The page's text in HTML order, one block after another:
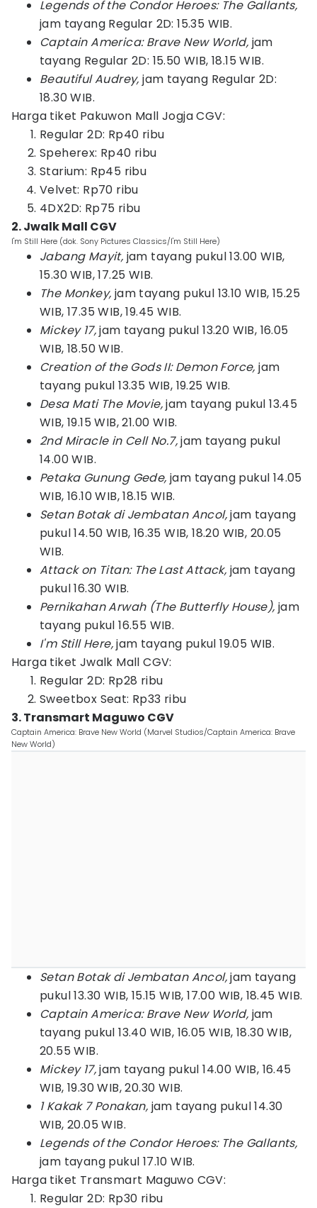
Legends of the Condor Heroes: The Gallants,
jam tayang Regular 2D: 15.35 WIB.
Captain America: Brave New World, jam
tayang Regular 2D: 15.50 WIB, 18.15 WIB.
Beautiful Audrey, jam tayang Regular 2D:
18.30 WIB.
Harga tiket Pakuwon Mall Jogja CGV:
Regular 2D: Rp40 ribu
Speherex: Rp40 ribu
Starium: Rp45 ribu
Velvet: Rp70 ribu
4DX2D: Rp75 ribu
2. Jwalk Mall CGV
I'm Still Here (dok. Sony Pictures Classics/I'm Still Here)
Jabang Mayit, jam tayang pukul 13.00 WIB,
15.30 WIB, 17.25 WIB.
The Monkey, jam tayang pukul 13.10 WIB, 15.25
WIB, 17.35 WIB, 19.45 WIB.
Mickey 17,jam tayang pukul 13.20 WIB, 16.05
WIB, 18.50 WIB.
Creation of the Gods II: Demon Force, jam
tayang pukul 13.35 WIB, 19.25 WIB.
Desa Mati The Movie,jam tayang pukul 13.45
WIB, 19.15 WIB, 21.00 WIB.
2nd Miracle in Cell No.7,jam tayang pukul
14.00 WIB.
Petaka Gunung Gede, jam tayang pukul 14.05
WIB, 16.10 WIB, 18.15 WIB.
Setan Botak di Jembatan Ancol,jam tayang
pukul 14.50 WIB, 16.35 WIB, 18.20 WIB, 20.05
WIB.
Attack on Titan: The Last Attack, jam tayang
pukul 16.30 WIB.
Pernikahan Arwah (The Butterfly House), jam
tayang pukul 16.55 WIB.
I'm Still Here,jam tayang pukul 19.05 WIB.
Harga tiket Jwalk Mall CGV:
Regular 2D: Rp28 ribu
Sweetbox Seat: Rp33 ribu
3. Transmart Maguwo CGV
Captain America: Brave New World (Marvel Studios/Captain America: Brave
New World)
Setan Botak di Jembatan Ancol,jam tayang
pukul 13.30 WIB, 15.15 WIB, 17.00 WIB, 18.45 WIB.
Captain America: Brave New World, jam
tayang pukul 13.40 WIB, 16.05 WIB, 18.30 WIB,
20.55 WIB.
Mickey 17,jam tayang pukul 14.00 WIB, 16.45
WIB, 19.30 WIB, 20.30 WIB.
1 Kakak 7 Ponakan, jam tayang pukul 14.30
WIB, 20.05 WIB.
Legends of the Condor Heroes: The Gallants,
jam tayang pukul 17.10 WIB.
Harga tiket Transmart Maguwo CGV:
Regular 2D: Rp30 ribu